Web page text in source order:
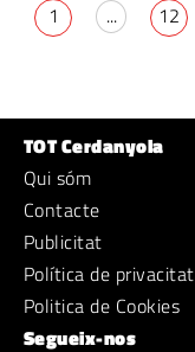
1 ... 12
TOT Cerdanyola
Qui sóm
Contacte
Publicitat
Política de privacitat
Politica de Cookies
Segueix-nos